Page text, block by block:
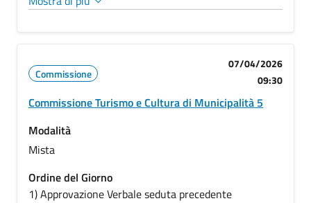
Commissione
07/04/2026
09:30
Commissione Turismo e Cultura di Municipalità 5
Modalità
Mista
Ordine del Giorno
1) Approvazione Verbale seduta precedente